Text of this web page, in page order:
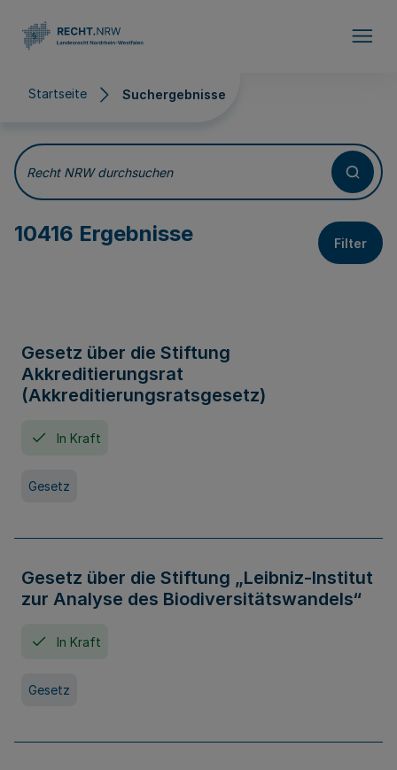
Startseite Suchergebnisse
Suchergebnisse
Recht NRW durchsuchen
10416 Ergebnisse Filter
Gesetz über die Stiftung
Akkreditierungsrat
(Akkreditierungsratsgesetz)
In Kraft
Gesetz
Gesetz über die Stiftung „Leibniz-Institut
zur Analyse des Biodiversitätswandels“
In Kraft
Gesetz